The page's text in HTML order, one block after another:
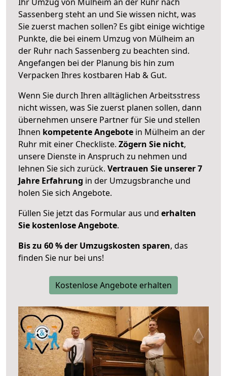
Sassenberg steht an und Sie wissen nicht, was
Sie zuerst machen sollen? Es gibt einige wichtige
Punkte, die bei einem Umzug von Mülheim an
der Ruhr nach Sassenberg zu beachten sind.
Angefangen bei der Planung bis hin zum
Verpacken Ihres kostbaren Hab & Gut.
Wenn Sie durch Ihren alltäglichen Arbeitsstress
nicht wissen, was Sie zuerst planen sollen, dann
übernehmen unsere Partner für Sie und stellen
Ihnen kompetente Angebote in Mülheim an der
Ruhr mit einer Checkliste. Zögern Sie nicht,
unsere Dienste in Anspruch zu nehmen und
lehnen Sie sich zurück. Vertrauen Sie unserer 7
Jahre Erfahrung in der Umzugsbranche und
holen Sie sich Angebote.
Füllen Sie jetzt das Formular aus und erhalten
Sie kostenlose Angebote.
Bis zu 60 % der Umzugskosten sparen, das
finden Sie nur bei uns!
Kostenlose Angebote erhalten